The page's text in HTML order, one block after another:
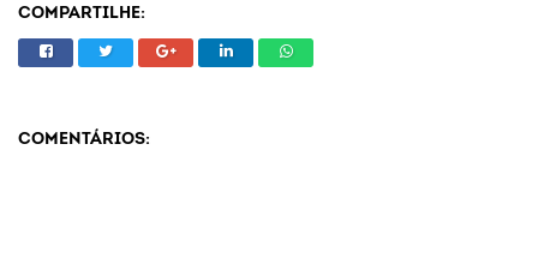
COMPARTILHE:
COMENTÁRIOS: